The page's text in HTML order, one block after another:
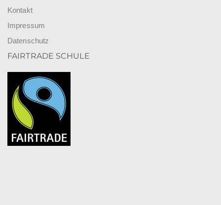
Kontakt
Impressum
Datenschutz
FAIRTRADE SCHULE